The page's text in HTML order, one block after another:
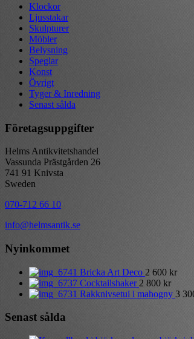
Klockor
Ljusstakar
Skulpturer
Möbler
Belysning
Speglar
Konst
Övrigt
Tyger & Inredning
Senast sålda
Företagsuppgifter
Helms Antikvitetshandel
Vassunda Prästgården 26
741 91 Knivsta
Sweden
070-712 66 10
info@helmsantik.se
Nyinkommet
Bricka Art Deco 2 600 kr
Cocktailshaker 2 800 kr
Rakknivsetui i mahogny 3
Senast sålda